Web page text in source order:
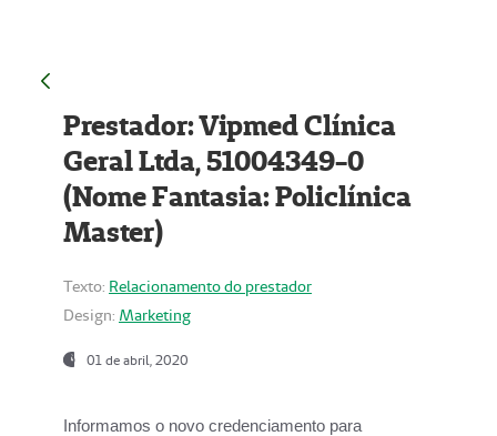
Prestador: Vipmed Clínica
Geral Ltda, 51004349-0
(Nome Fantasia: Policlínica
Master)
Texto: Relacionamento do prestador
Design: Marketing
01 de abril, 2020
Informamos o novo credenciamento para